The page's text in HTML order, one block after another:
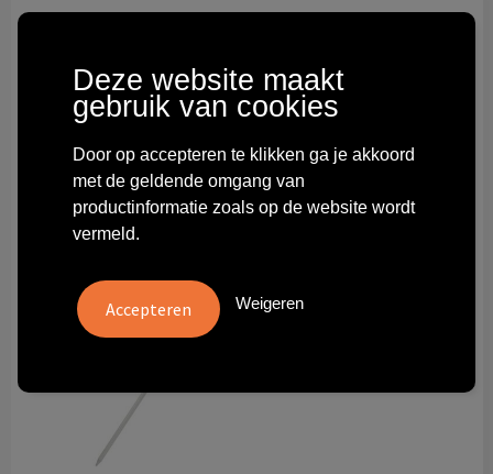
Themageschenken
Overig
Deze website maakt
gebruik van cookies
Door op accepteren te klikken ga je akkoord
met de geldende omgang van
productinformatie zoals op de website wordt
vermeld.
Weigeren